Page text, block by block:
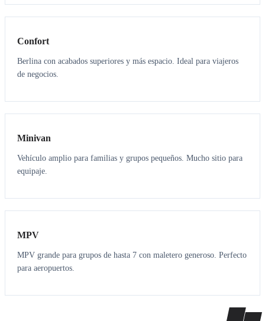
3 3
Confort
Berlina con acabados superiores y más espacio. Ideal para viajeros
de negocios.
6 5
Minivan
Vehículo amplio para familias y grupos pequeños. Mucho sitio para
equipaje.
7 7
MPV
MPV grande para grupos de hasta 7 con maletero generoso. Perfecto
para aeropuertos.